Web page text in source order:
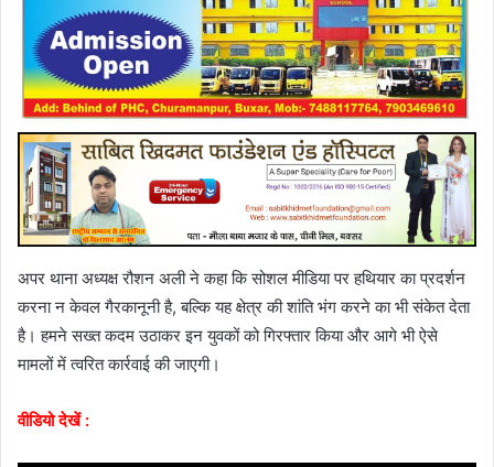
अपर थाना अध्यक्ष रौशन अली ने कहा कि सोशल मीडिया पर हथियार का प्रदर्शन
करना न केवल गैरकानूनी है, बल्कि यह क्षेत्र की शांति भंग करने का भी संकेत देता
है। हमने सख्त कदम उठाकर इन युवकों को गिरफ्तार किया और आगे भी ऐसे
मामलों में त्वरित कार्रवाई की जाएगी।
वीडियो देखें :